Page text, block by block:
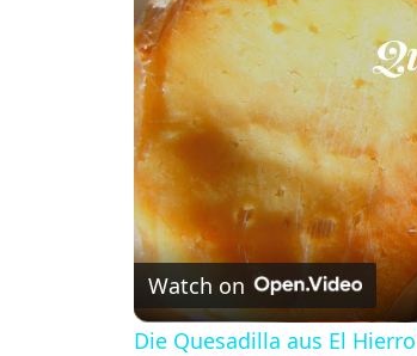
Watch on
Die Quesadilla aus El Hierro